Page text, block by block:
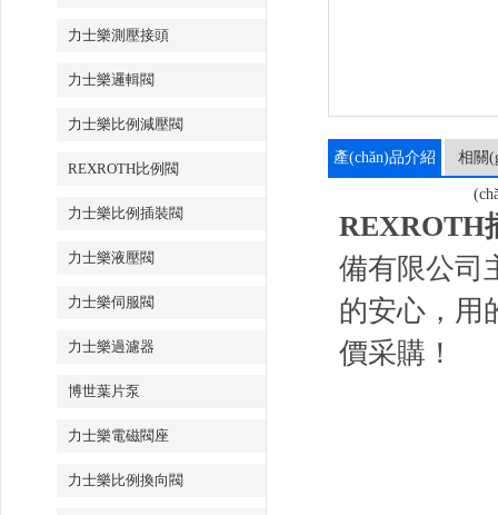
力士樂測壓接頭
力士樂邏輯閥
力士樂比例減壓閥
REXROTH比例閥
力士樂比例插裝閥
力士樂液壓閥
力士樂伺服閥
力士樂過濾器
博世葉片泵
力士樂電磁閥座
力士樂比例換向閥
產(chǎn)品介紹 相關
REXROTH
備有限公司
的安心
價采購！